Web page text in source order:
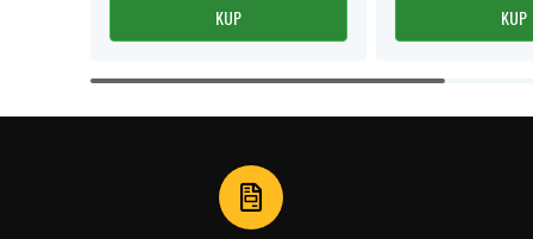
KUP KUP
Item